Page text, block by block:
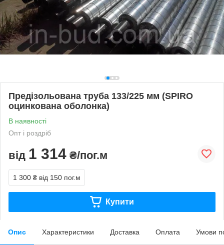
Предізольована труба 133/225 мм (SPIRO
оцинкована оболонка)
В наявності
Опт і роздріб
від 1 314 ₴/пог.м
1 300 ₴ від 150 пог.м
Купити
Опис Характеристики Доставка Оплата Умови